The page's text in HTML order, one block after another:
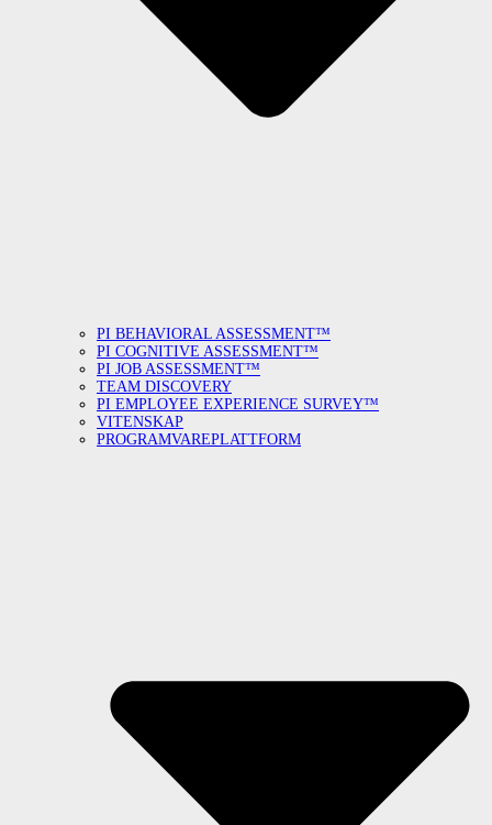
PI BEHAVIORAL ASSESSMENT™
PI COGNITIVE ASSESSMENT™
PI JOB ASSESSMENT™
TEAM DISCOVERY
PI EMPLOYEE EXPERIENCE SURVEY™
VITENSKAP
PROGRAMVAREPLATTFORM